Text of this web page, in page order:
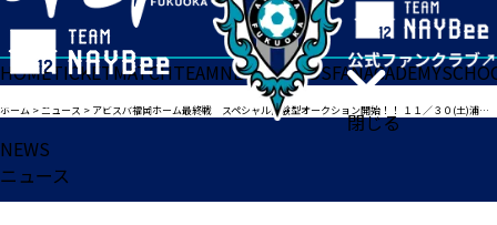
閉じる
HOMETICKETMATCHTEAMNEWSGOODSFANACADEMY
ホーム >ニュース > アビスパ福岡ホーム最終戦 スペシャル体験型オークション開始！！ １１／３０(土)浦和戦
NEWS
ニュース